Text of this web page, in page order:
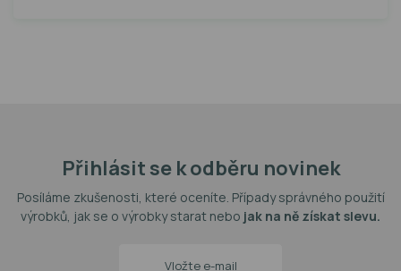
Přihlásit se k odběru novinek
Posíláme zkušenosti, které oceníte. Případy správného použití
výrobků, jak se o výrobky starat nebo jak na ně získat slevu.